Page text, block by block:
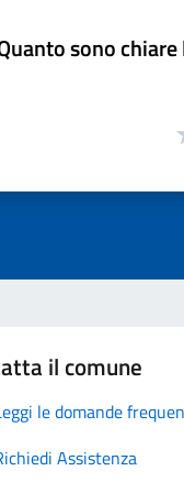
sono
il comune
le domande
Assistenza